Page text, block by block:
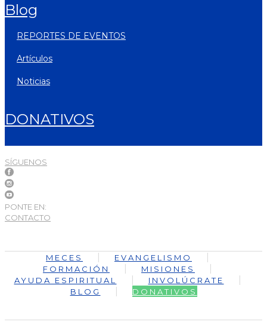
blog
REPORTES DE EVENTOS
artículos
noticias
DONATIVOS
SÍGUENOS
PONTE EN:
CONTACTO
MECES
EVANGELISMO
FORMACIÓN
MISIONES
AYUDA ESPIRITUAL
INVOLÚCRATE
BLOG
DONATIVOS